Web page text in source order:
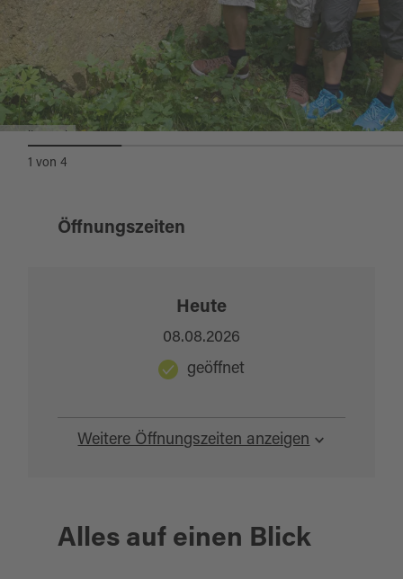
1 von4
Öffnungszeiten
Weitere Öffnungszeiten anzeigen
Heute
08.08.2026
geöffnet
Alles auf einen Blick